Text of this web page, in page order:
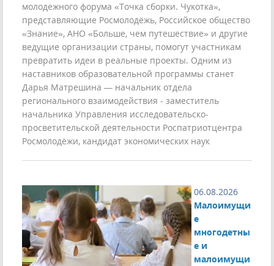
молодежного форума «Точка сборки. Чукотка»,
представляющие Росмолодёжь, Российское общество
«Знание», АНО «Больше, чем путешествие» и другие
ведущие организации страны, помогут участникам
превратить идеи в реальные проекты. Одним из
наставников образовательной программы станет
Дарья Матрешина — начальник отдела
регионального взаимодействия - заместитель
начальника Управления исследовательско-
просветительской деятельности Роспатриотцентра
Росмолодёжи, кандидат экономических наук
06.08.2026
Малоимущи
е
многодетны
е и
малоимущи